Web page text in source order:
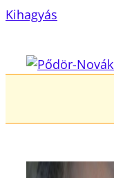
Kihagyás